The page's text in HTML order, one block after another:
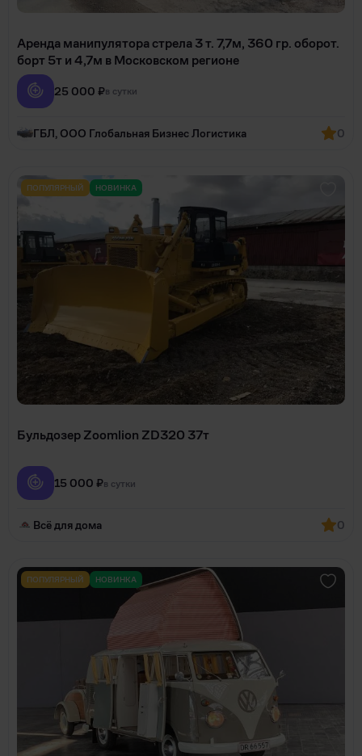
Аренда манипулятора стрела 3 т. 7,7м, 360 гр. оборот.
борт 5т и 4,7м в Mocковcкoм регионе
25 000 ₽в сутки
ГБЛ, ООО Глобальная Бизнес Логистика 0
ПОПУЛЯРНЫЙ НОВИНКА
Бульдозер Zoomlion ZD320 37т
15 000 ₽в сутки
Всё для дома 0
ПОПУЛЯРНЫЙ НОВИНКА